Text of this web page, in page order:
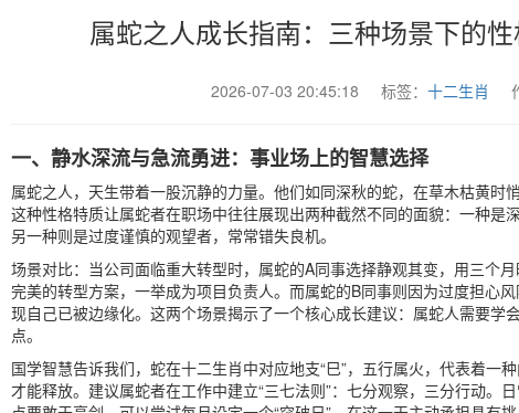
属蛇之人成长指南：三种场景下的
2026-07-03 20:45:18 标签： 十二生肖
一、静水深流与急流勇进：事业场上的智慧选择
属蛇之人，天生带着一股沉静的力量。他们如同深秋的蛇，在草木枯黄时
这种性格特质让属蛇者在职场中往往展现出两种截然不同的面貌：一种是
另一种则是过度谨慎的观望者，常常错失良机。
场景对比：当公司面临重大转型时，属蛇的A同事选择静观其变，用三个
完美的转型方案，一举成为项目负责人。而属蛇的B同事则因为过度担心
现自己已被边缘化。这两个场景揭示了一个核心成长建议：属蛇人需要学
点。
国学智慧告诉我们，蛇在十二生肖中对应地支“巳”，五行属火，代表着一
才能释放。建议属蛇者在工作中建立“三七法则”：七分观察，三分行动。